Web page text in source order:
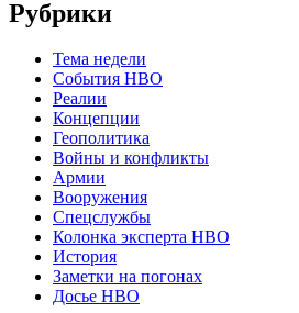
Рубрики
Тема недели
События НВО
Реалии
Концепции
Геополитика
Войны и конфликты
Армии
Вооружения
Спецслужбы
Колонка эксперта НВО
История
Заметки на погонах
Досье НВО